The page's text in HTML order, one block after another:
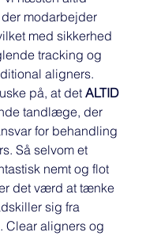
modarbejder
med sikkerhed
tracking og
aligners.
på, at det ALTID
tandlæge, der
for behandling
Så selvom et
nemt og flot
det værd at tænke
sig fra
Clear aligners og